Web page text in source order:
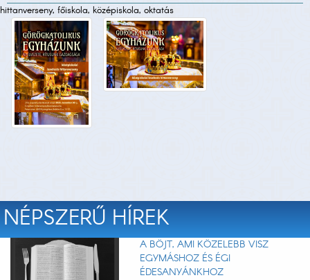
hittanverseny, főiskola, középiskola, oktatás
NÉPSZERŰ HÍREK
A BÖJT, AMI KÖZELEBB VISZ
EGYMÁSHOZ ÉS ÉGI
ÉDESANYÁNKHOZ